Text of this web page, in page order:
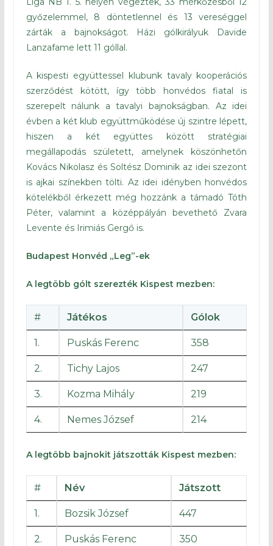
győzelemmel, 8 döntetlennel és 13 vereséggel
zárták a bajnokságot. Házi gólkirályuk Davide
Lanzafame lett 11 góllal.
A kispesti együttessel klubunk tavaly kooperációs
szerződést kötött, így több honvédos fiatal is
szerepelt nálunk a tavalyi bajnokságban. Az idei
évben a két klub együttműködése új szintre lépett,
hiszen a két együttes között stratégiai
megállapodás született, amelynek köszönhetőn
Kovács Nikolasz és Soltész Dominik az idei szezont
is ajkai színekben tölti. Az idei idényben honvédos
kötelékből érkezett még hozzánk a támadó Tóth
Péter, valamint a középpályán bevethető Zvara
Levente és Irimiás Gergő is.
Budapest Honvéd „Leg”-ek
A legtöbb gólt szerezték Kispest mezben:
# Játékos Gólok
1. Puskás Ferenc 358
2. Tichy Lajos 247
3. Kozma Mihály 219
4. Nemes József 214
A legtöbb bajnokit játszották Kispest mezben:
# Név Játszott
1. Bozsik József 447
2. Puskás Ferenc 350